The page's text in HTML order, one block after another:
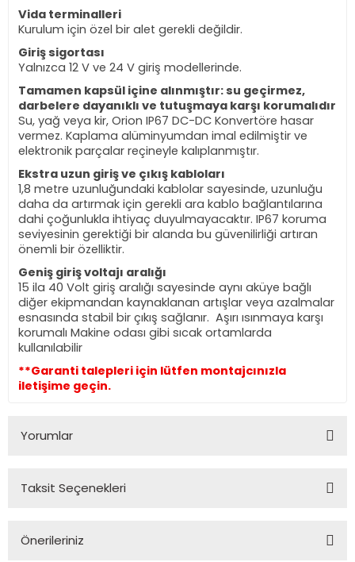
Vida terminalleri
Kurulum için özel bir alet gerekli değildir.
Giriş sigortası
Yalnızca 12 V ve 24 V giriş modellerinde.
Tamamen kapsül içine alınmıştır: su geçirmez,
darbelere dayanıklı ve tutuşmaya karşı korumalıdır
Su, yağ veya kir, Orion IP67 DC-DC Konvertöre hasar
vermez. Kaplama alüminyumdan imal edilmiştir ve
elektronik parçalar reçineyle kalıplanmıştır.
Ekstra uzun giriş ve çıkış kabloları
1,8 metre uzunluğundaki kablolar sayesinde, uzunluğu
daha da artırmak için gerekli ara kablo bağlantılarına
dahi çoğunlukla ihtiyaç duyulmayacaktır. IP67 koruma
seviyesinin gerektiği bir alanda bu güvenilirliği artıran
önemli bir özelliktir.
Geniş giriş voltajı aralığı
15 ila 40 Volt giriş aralığı sayesinde aynı aküye bağlı
diğer ekipmandan kaynaklanan artışlar veya azalmalar
esnasında stabil bir çıkış sağlanır. Aşırı ısınmaya karşı
korumalı Makine odası gibi sıcak ortamlarda
kullanılabilir
**Garanti talepleri için lütfen montajcınızla
iletişime geçin.
Yorumlar
Taksit Seçenekleri
Önerileriniz